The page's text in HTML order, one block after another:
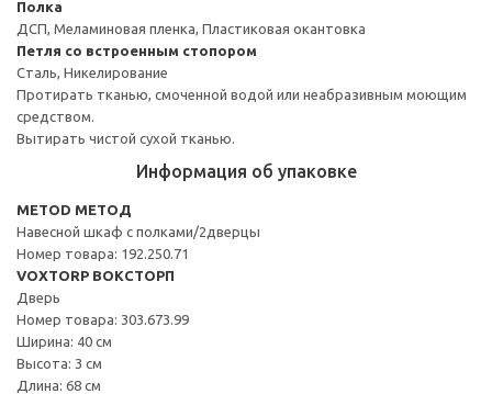
Полка
ДСП, Меламиновая пленка, Пластиковая окантовка
Петля со встроенным стопором
Сталь, Никелирование
Протирать тканью, смоченной водой или неабразивным моющим
средством.
Вытирать чистой сухой тканью.
Информация об упаковке
METOD МЕТОД
Навесной шкаф с полками/2дверцы
Номер товара: 192.250.71
VOXTORP ВОКСТОРП
Дверь
Номер товара: 303.673.99
Ширина: 40 см
Высота: 3 см
Длина: 68 см